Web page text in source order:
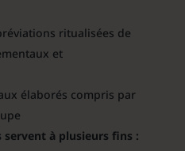
ritualisées de
et
élaborés compris par
servent à plusieurs fins :